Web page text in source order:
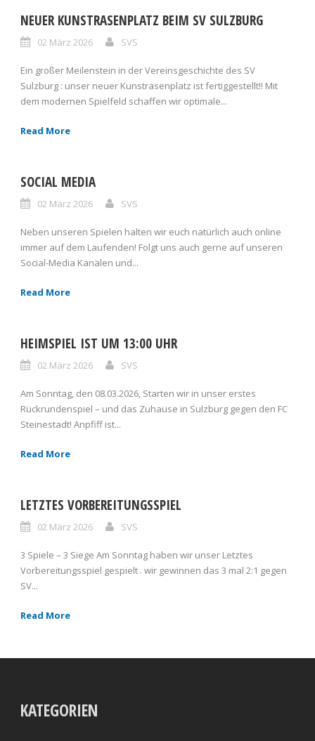
NEUER KUNSTRASENPLATZ BEIM SV SULZBURG
02 März 2026 SVS
Ein großer Meilenstein in der Vereinsgeschichte des SV
Sulzburg : unser neuer Kunstrasenplatz ist fertiggestellt!! Mit
dem modernen Spielfeld schaffen wir optimale...
Read More
SOCIAL MEDIA
02 März 2026 SVS
Neben unseren Spielen halten wir euch natürlich auch online
immer auf dem Laufenden! Folgt uns auch gerne auf unseren
Social-Media Kanälen und...
Read More
HEIMSPIEL IST UM 13:00 UHR
02 März 2026 SVS
Am Sonntag, den 08.03.2026, Starten wir in unser erstes
Rückrundenspiel – und das Zuhause in Sulzburg gegen den FC
Steinestadt! Anpfiff ist...
Read More
LETZTES VORBEREITUNGSSPIEL
02 März 2026 SVS
3 Spiele – 3 Siege Am Sonntag haben wir unser Letztes
Vorbereitungsspiel gespielt . wir gewinnen das 3 mal 2:1 gegen
SV...
Read More
KATEGORIEN